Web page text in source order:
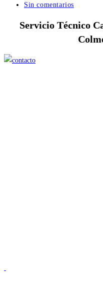
entrada:
la
de
entrada:
Comentarios
la
Sin comentarios
Servicio Técnico